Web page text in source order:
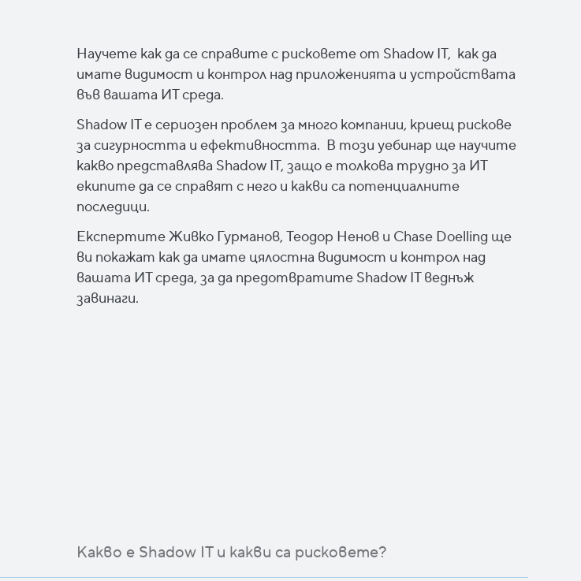
Научете как да се справите с рисковете от Shadow IT, как да
имате видимост и контрол над приложенията и устройствата
във вашата ИТ среда.
Shadow IT е сериозен проблем за много компании, криещ рискове
за сигурността и ефективността. В този уебинар ще научите
какво представлява Shadow IT, защо е толкова трудно за ИТ
екипите да се справят с него и какви са потенциалните
последици.
Експертите Живко Гурманов, Теодор Ненов и Chase Doelling ще
ви покажат как да имате цялостна видимост и контрол над
вашата ИТ среда, за да предотвратите Shadow IT веднъж
завинаги.
Какво е Shadow IT и какви са рисковете?